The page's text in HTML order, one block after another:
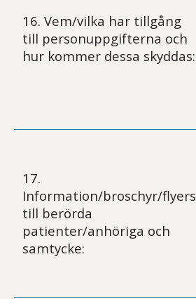
16. Vem/vilka har tillgång
till personuppgifterna och
hur kommer dessa skyddas:
17.
Information/broschyr/flyers
till berörda
patienter/anhöriga och
samtycke: